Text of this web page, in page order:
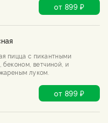
от 899 ₽
пицца с пикантными
беконом, ветчиной, и
луком.
от 899 ₽